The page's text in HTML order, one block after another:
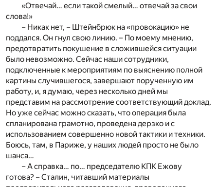
«Отвечай… если такой смелый… отвечай за свои
слова!»
– Никак нет, – Штейнбрюк на «провокацию» не
поддался. Он гнул свою линию. – По моему мнению,
предотвратить покушение в сложившейся ситуации
было невозможно. Сейчас наши сотрудники,
подключенные к мероприятиям по выяснению полной
картины случившегося, завершают порученную им
работу, и, я думаю, через несколько дней мы
представим на рассмотрение соответствующий доклад.
Но уже сейчас можно сказать, что операция была
спланирована грамотно, проведена дерзко и с
использованием совершенно новой тактики и техники.
Боюсь, там, в Париже, у наших людей просто не было
шанса…
– А справка… по… председателю КПК Ежову
готова? – Сталин, читавший материалы